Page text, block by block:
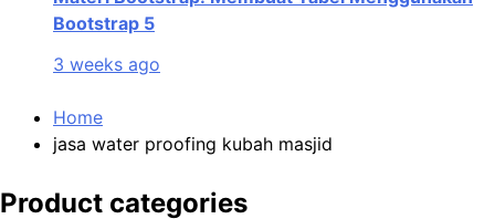
Bootstrap 5
3 weeks ago
Home
jasa water proofing kubah masjid
Product categories